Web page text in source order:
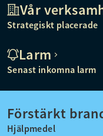
Vår
Strategiskt placerade
Larm
Senast inkomna larm
Förstärkt
Hjälpmedel